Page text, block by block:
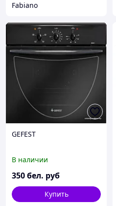
Fabiano
GEFEST
В наличии
350бел. руб
Купить